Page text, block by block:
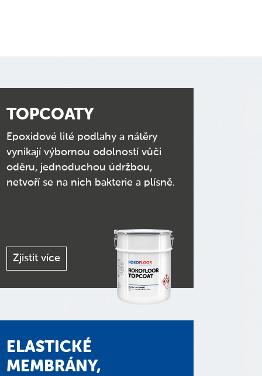
TOPCOATY
Epoxidové lité podlahy a nátěry
vynikají výbornou odolností vůči
oděru, jednoduchou údržbou,
netvoří se na nich bakterie a plísně.
Zjistit více
ELASTICKÉ
MEMBRÁNY,